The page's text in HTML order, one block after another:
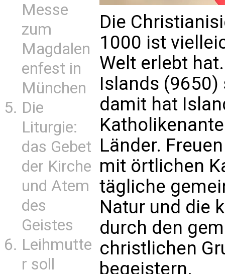
Messe
zum
Magdalen
enfest in
München
Die
Liturgie:
das Gebet
der Kirche
und Atem
des
Geistes
Leihmutte
r soll
Die
1000 ist
Welt erlebt
Islands
damit hat
Länder.
mit örtlichen
tägliche
Natur und die
durch den
christlichen
begeistern.